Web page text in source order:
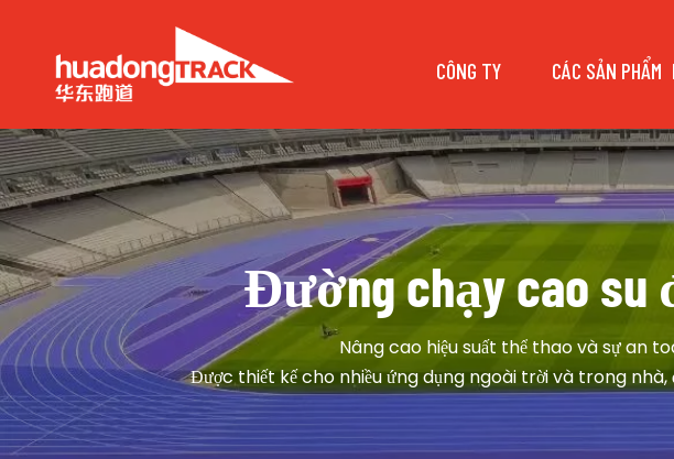
CÔNG TY CÁC SẢN PHẨM
Đường chạy cao su
Nâng cao hiệu suất thể thao và sự an
Được thiết kế cho nhiều ứng dụng ngoài trời và trong nhà,